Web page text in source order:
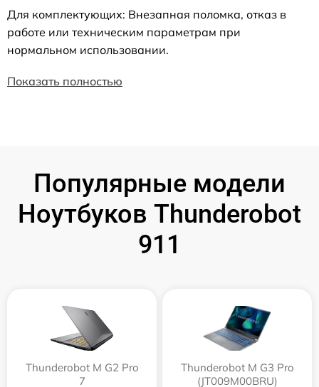
Для комплектующих: Внезапная поломка, отказ в
работе или техническим параметрам при
нормальном использовании.
Показать полностью
Популярные модели
Ноутбуков Thunderobot
911
Thunderobot M G2 Pro
7
Thunderobot M G3 Pro
(JT009M00BRU)